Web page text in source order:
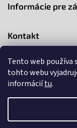
Tento web používa
tohto webu
informáciítu.
Informácie pre
Kontakt